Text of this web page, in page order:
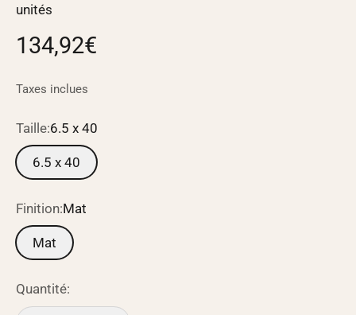
unités
Prix de vente
134,92€
Taxes inclues
Taille:6.5 x 40
6.5 x 40
Finition:Mat
Mat
Quantité: